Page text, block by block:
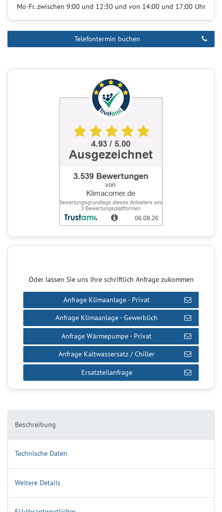
Beschreibung
Technische Daten
Weitere Details
Mo-Fr. zwischen 9:00 und 12:30 und von 14:00 und 17:00 Uhr
Telefontermin buchen
Oder lassen Sie uns Ihre schriftlich Anfrage zukommen
Anfrage Klimaanlage - Privat
Anfrage Klimaanlage - Gewerblich
Anfrage Wärmepumpe - Privat
Anfrage Kaltwassersatz / Chiller
Ersatzteilanfrage